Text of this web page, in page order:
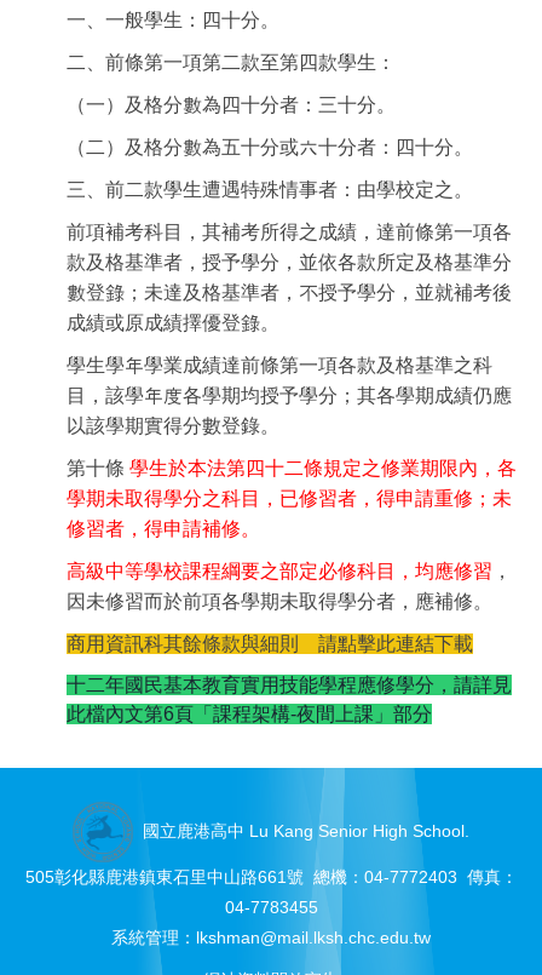
一、一般學生：四十分。
二、前條第一項第二款至第四款學生：
（一）及格分數為四十分者：三十分。
（二）及格分數為五十分或六十分者：四十分。
三、前二款學生遭遇特殊情事者：由學校定之。
前項補考科目，其補考所得之成績，達前條第一項各
款及格基準者，授予學分，並依各款所定及格基準分
數登錄；未達及格基準者，不授予學分，並就補考後
成績或原成績擇優登錄。
學生學年學業成績達前條第一項各款及格基準之科
目，該學年度各學期均授予學分；其各學期成績仍應
以該學期實得分數登錄。
第十條 學生於本法第四十二條規定之修業期限內，各
學期未取得學分之科目，已修習者，得申請重修；未
修習者，得申請補修。
高級中等學校課程綱要之部定必修科目，均應修習 ，
因未修習而於前項各學期未取得學分者，應補修。
商用資訊科其餘條款與細則 請點擊此連結下載
十二年國民基本教育實用技能學程應修學分，請詳見
此檔內文第6頁「課程架構-夜間上課」部分
國立鹿港高中 Lu Kang Senior High School.
505彰化縣鹿港鎮東石里中山路661號 總機：04-7772403 傳真：
04-7783455
系統管理： lkshman@mail.lksh.chc.edu.tw